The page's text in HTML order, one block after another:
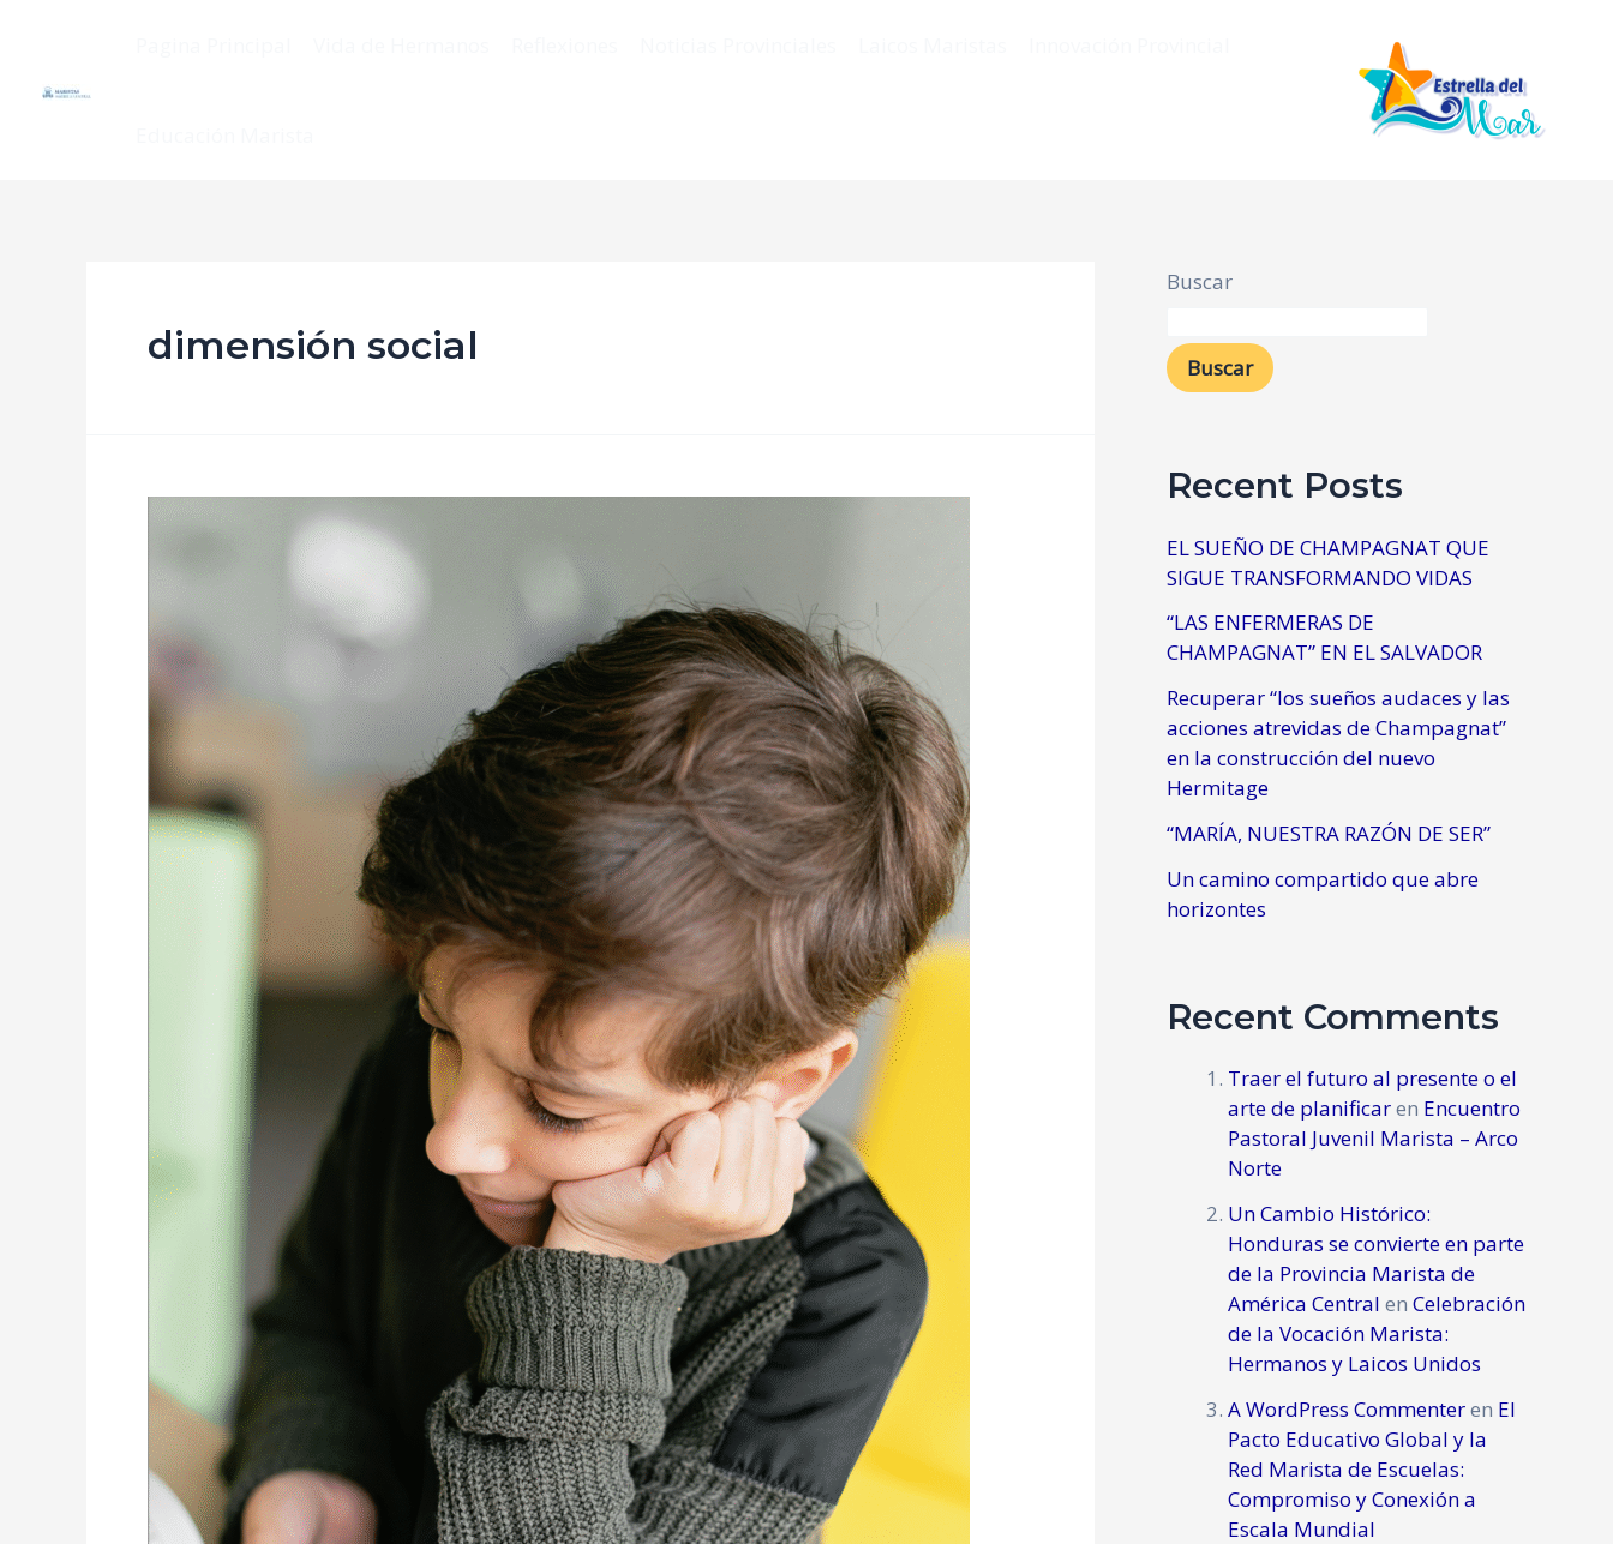
dimensión social
Buscar
Buscar
Recent Posts
EL SUEÑO DE CHAMPAGNAT QUE
SIGUE TRANSFORMANDO VIDAS
“LAS ENFERMERAS DE
CHAMPAGNAT” EN EL SALVADOR
Recuperar “los sueños audaces y las
acciones atrevidas de Champagnat”
en la construcción del nuevo
Hermitage
“MARÍA, NUESTRA RAZÓN DE SER”
Un camino compartido que abre
horizontes
Recent Comments
Traer el futuro al presente o el
arte de planificaren Encuentro
Pastoral Juvenil Marista – Arco
Norte
Un Cambio Histórico:
Honduras se convierte en parte
de la Provincia Marista de
América Central en Celebración
de la Vocación Marista:
Hermanos y Laicos Unidos
A WordPress Commenteren El
Pacto Educativo Global y la
Red Marista de Escuelas:
Compromiso y Conexión a
Escala Mundial